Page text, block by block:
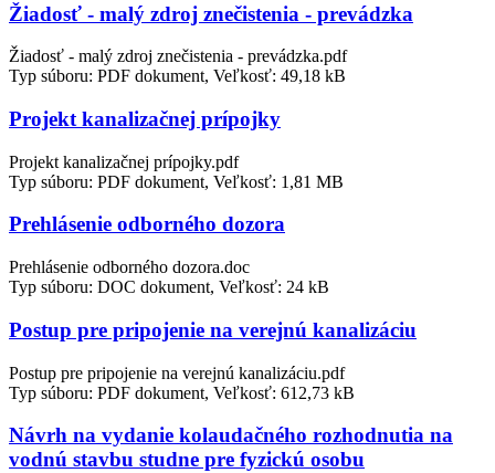
Žiadosť - malý zdroj znečistenia - prevádzka
Žiadosť - malý zdroj znečistenia - prevádzka.pdf
Typ súboru: PDF dokument, Veľkosť: 49,18 kB
Projekt kanalizačnej prípojky
Projekt kanalizačnej prípojky.pdf
Typ súboru: PDF dokument, Veľkosť: 1,81 MB
Prehlásenie odborného dozora
Prehlásenie odborného dozora.doc
Typ súboru: DOC dokument, Veľkosť: 24 kB
Postup pre pripojenie na verejnú kanalizáciu
Postup pre pripojenie na verejnú kanalizáciu.pdf
Typ súboru: PDF dokument, Veľkosť: 612,73 kB
Návrh na vydanie kolaudačného rozhodnutia na
vodnú stavbu studne pre fyzickú osobu